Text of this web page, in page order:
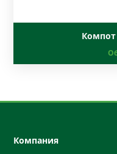
Компания